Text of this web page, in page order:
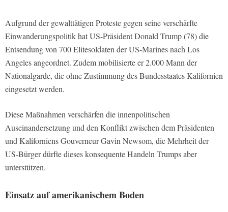
Aufgrund der gewalttätigen Proteste gegen seine verschärfte
Einwanderungspolitik hat US-Präsident Donald Trump (78) die
Entsendung von 700 Elitesoldaten der US-Marines nach Los
Angeles angeordnet. Zudem mobilisierte er 2.000 Mann der
Nationalgarde, die ohne Zustimmung des Bundesstaates Kalifornien
eingesetzt werden.
Diese Maßnahmen verschärfen die innenpolitischen
Auseinandersetzung und den Konflikt zwischen dem Präsidenten
und Kaliforniens Gouverneur Gavin Newsom, die Mehrheit der
US-Bürger dürfte dieses konsequente Handeln Trumps aber
unterstützen.
Einsatz auf amerikanischem Boden